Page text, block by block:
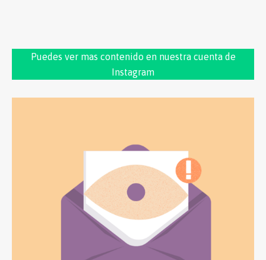
Puedes ver mas contenido en nuestra cuenta de
Instagram